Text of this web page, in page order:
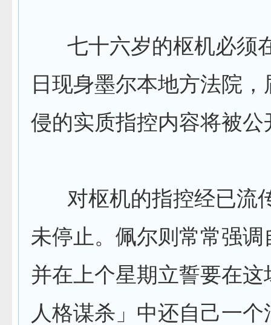
七十六岁的枢机必须
日现身墨尔本地方法院
侵的实质指控内容将被公
对枢机的指控经已流
未停止。佩尔则常常强调
并在上个星期立誓要在这
人格谋杀」中还自己一